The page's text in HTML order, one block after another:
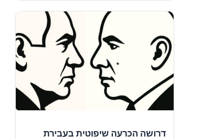
דרושה הכרעה שיפוטית בעבירת